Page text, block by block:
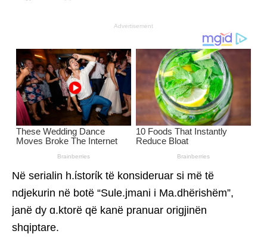
Advertisement
Në serialin h.ίstorίk të konsideruar si më të
ndjekurin në botë “Sule.jmani i Ma.dhërishëm”,
janë dy ɑ.ktorë që kanë pranuar origjinën
shqiptare.